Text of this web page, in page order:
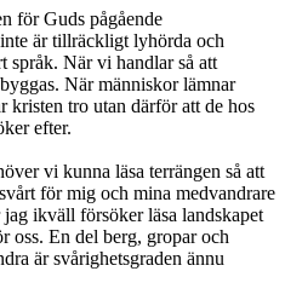
för Guds pågående
är tillräckligt lyhörda och
språk. När vi handlar så att
När människor lämnar
kristen tro utan därför att de hos
efter.
vi kunna läsa terrängen så att
för mig och mina medvandrare
ikväll försöker läsa landskapet
oss. En del berg, gropar och
är svårighetsgraden ännu